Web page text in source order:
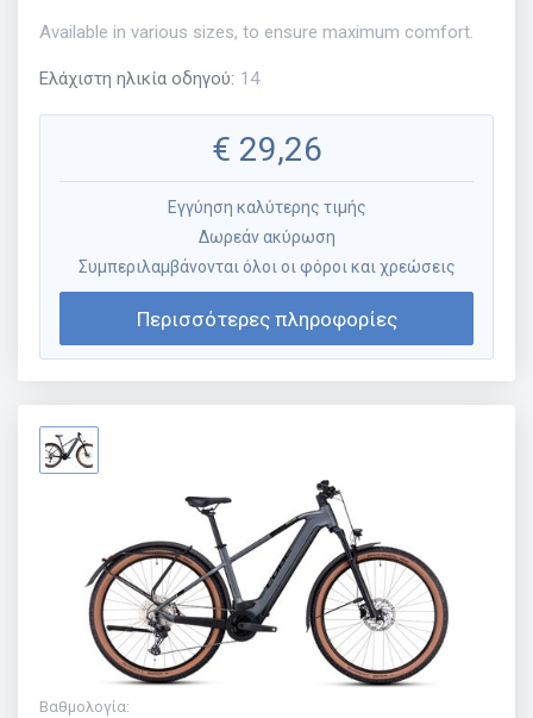
Available in various sizes, to ensure maximum comfort.
Ελάχιστη ηλικία οδηγού: 14
€ 29,26
Εγγύηση καλύτερης τιμής
Δωρεάν ακύρωση
Συμπεριλαμβάνονται όλοι οι φόροι και χρεώσεις
Περισσότερες πληροφορίες
Βαθμολογία: